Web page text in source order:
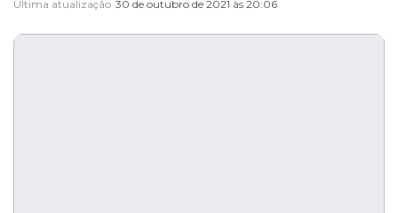
Última atualização 30 de outubro de 2021 às 20:06